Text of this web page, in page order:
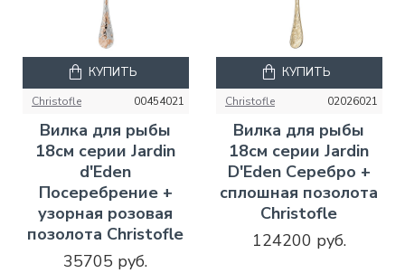
Christofle 00454021
Вилка для рыбы
18см серии Jardin
d'Eden
Посеребрение +
узорная розовая
позолота Christofle
35705 руб.
КУПИТЬ
Christofle 02026021
Вилка для рыбы
18см серии Jardin
D'Eden Серебро +
сплошная позолота
Christofle
124200 руб.
КУПИТЬ